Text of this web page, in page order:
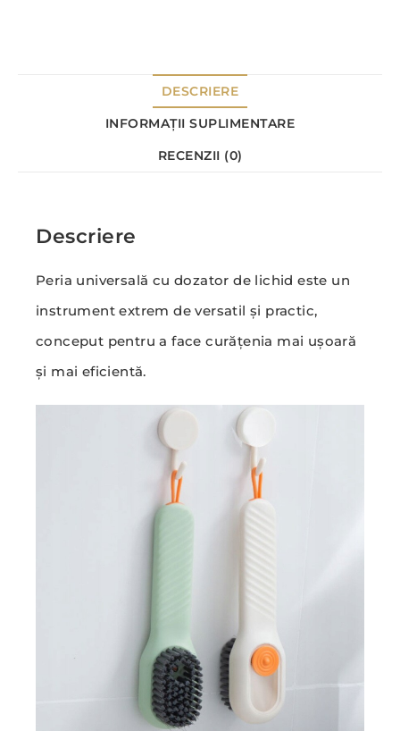
DESCRIERE
INFORMAȚII SUPLIMENTARE
RECENZII (0)
Descriere
Peria universală cu dozator de lichid este un
instrument extrem de versatil și practic,
conceput pentru a face curățenia mai ușoară
și mai eficientă.